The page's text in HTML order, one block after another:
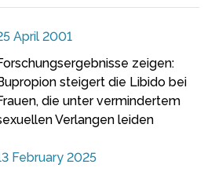
April 2001
zeigen:
steigert die Libido bei
die unter vermindertem
Verlangen leiden
February 2025